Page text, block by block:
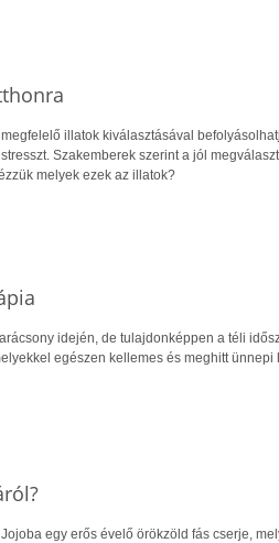
megfelelő illatok kiválasztásával
Szakemberek szerint a jól
melyek ezek az illatok?
idején, de tulajdonképpen a téli
egészen kellemes és meghitt
Jojoba egy erős évelő örökzöld fás cserje,